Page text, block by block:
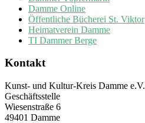
Damme Online
Öffentliche Bücherei St. Viktor
Heimatverein Damme
TI Dammer Berge
Kontakt
Kunst- und Kultur-Kreis Damme e.V.
Geschäftsstelle
Wiesenstraße 6
49401 Damme